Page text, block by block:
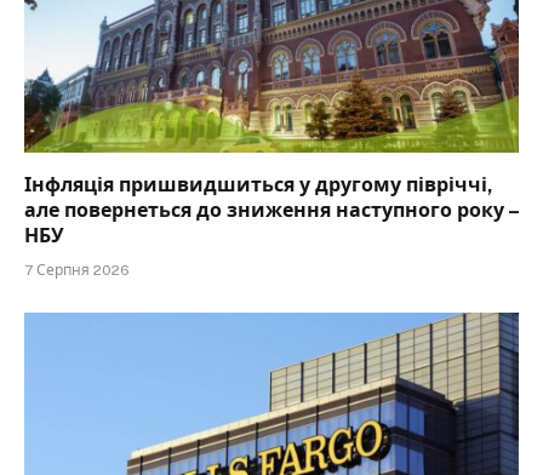
Інфляція пришвидшиться у другому півріччі,
але повернеться до зниження наступного року –
НБУ
7 Серпня 2026